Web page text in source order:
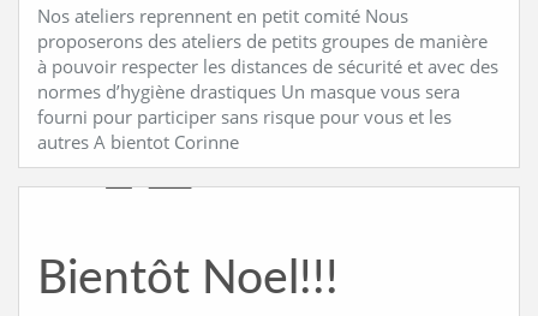
INFOS DU MOMENT
BON CADEAU
CONTACT
Nos ateliers reprennent en petit comité Nous
proposerons des ateliers de petits groupes de manière
à pouvoir respecter les distances de sécurité et avec des
normes d’hygiène drastiques Un masque vous sera
fourni pour participer sans risque pour vous et les
autres A bientot Corinne
Bientôt Noel!!!